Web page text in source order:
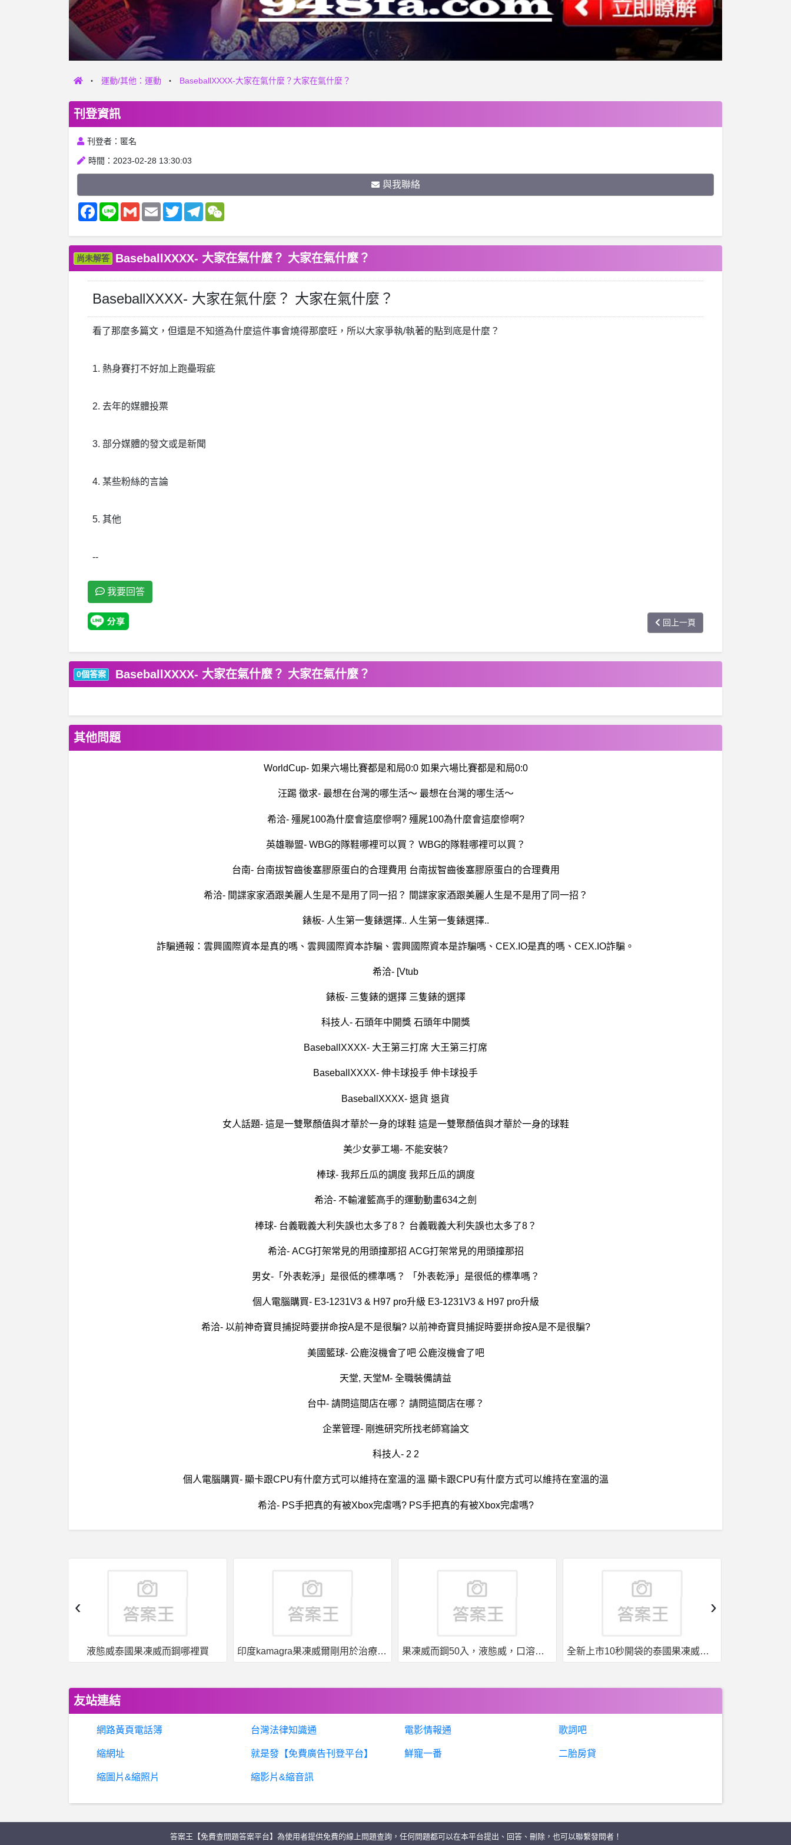
運動/其他：運動 BaseballXXXX-大家在氣什麼？大家在氣什麼？
刊登資訊
刊登者：匿名
時間：2023-02-28 13:30:03
與我聯絡
Facebook
Line Gmail Email TwitterTelegram
尚未解答 BaseballXXXX- 大家在氣什麼？ 大家在氣什麼？
BaseballXXXX- 大家在氣什麼？ 大家在氣什麼？
看了那麼多篇文，但還是不知道為什麼這件事會燒得那麼旺，所以大家爭執/執著的點到底是什麼？
1. 熱身賽打不好加上跑壘瑕疵
2. 去年的媒體投票
3. 部分媒體的發文或是新聞
4. 某些粉絲的言論
5. 其他
--
我要回答
回上一頁
0個答案 BaseballXXXX- 大家在氣什麼？ 大家在氣什麼？
其他問題
WorldCup- 如果六場比賽都是和局0:0 如果六場比賽都是和局0:0
汪踢 徵求- 最想在台灣的哪生活～ 最想在台灣的哪生活～
希洽- 殭屍100為什麼會這麼慘啊? 殭屍100為什麼會這麼慘啊?
英雄聯盟- WBG的隊鞋哪裡可以買？ WBG的隊鞋哪裡可以買？
台南- 台南拔智齒後塞膠原蛋白的合理費用 台南拔智齒後塞膠原蛋白的合理費用
希洽- 間諜家家酒跟美麗人生是不是用了同一招？ 間諜家家酒跟美麗人生是不是用了同一招？
錶板- 人生第一隻錶選擇.. 人生第一隻錶選擇..
詐騙通報：雲興國際資本是真的嗎、雲興國際資本詐騙、雲興國際資本是詐騙嗎、CEX.IO是真的嗎、CEX.IO詐騙。
希洽- [Vtub
錶板- 三隻錶的選擇 三隻錶的選擇
科技人- 石頭年中開獎 石頭年中開獎
BaseballXXXX- 大王第三打席 大王第三打席
BaseballXXXX- 伸卡球投手 伸卡球投手
BaseballXXXX- 退貨 退貨
女人話題- 這是一雙聚顏值與才華於一身的球鞋 這是一雙聚顏值與才華於一身的球鞋
美少女夢工場- 不能安裝?
棒球- 我邦丘瓜的調度 我邦丘瓜的調度
希洽- 不輸灌籃高手的運動動畫634之劍
棒球- 台義戰義大利失誤也太多了8？ 台義戰義大利失誤也太多了8？
希洽- ACG打架常見的用頭撞那招 ACG打架常見的用頭撞那招
男女-「外表乾淨」是很低的標準嗎？ 「外表乾淨」是很低的標準嗎？
個人電腦購買- E3-1231V3 & H97 pro升級 E3-1231V3 & H97 pro升級
希洽- 以前神奇寶貝捕捉時要拼命按A是不是很騙? 以前神奇寶貝捕捉時要拼命按A是不是很騙?
美國籃球- 公鹿沒機會了吧 公鹿沒機會了吧
天堂, 天堂M- 全職裝備請益
台中- 請問這間店在哪？ 請問這間店在哪？
企業管理- 剛進研究所找老師寫論文
科技人- 2 2
個人電腦購買- 顯卡跟CPU有什麼方式可以維持在室溫的溫 顯卡跟CPU有什麼方式可以維持在室溫的溫
希洽- PS手把真的有被Xbox完虐嗎? PS手把真的有被Xbox完虐嗎?
果凍威而鋼50入，液態威，口溶速效 全新上市10秒開袋的泰國果凍威而鋼強勢來襲 台灣現貨，泰國果凍. 一盒7包7種口味
‹ ›
友站連結
網路黃頁電話簿 台灣法律知識通 電影情報通 歌詞吧
縮網址 就是發【免費廣告刊登平台】 鮮寵一番 二胎房貸
縮圖片&縮照片 縮影片&縮音訊
答案王【免費查問題答案平台】為使用者提供免費的線上問題查詢，任何問題都可以在本平台提出、回答、刪除，也可以聯繫發問者！